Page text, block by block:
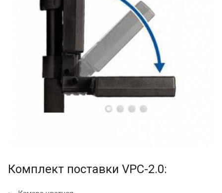
Комплект поставки VPC-2.0: